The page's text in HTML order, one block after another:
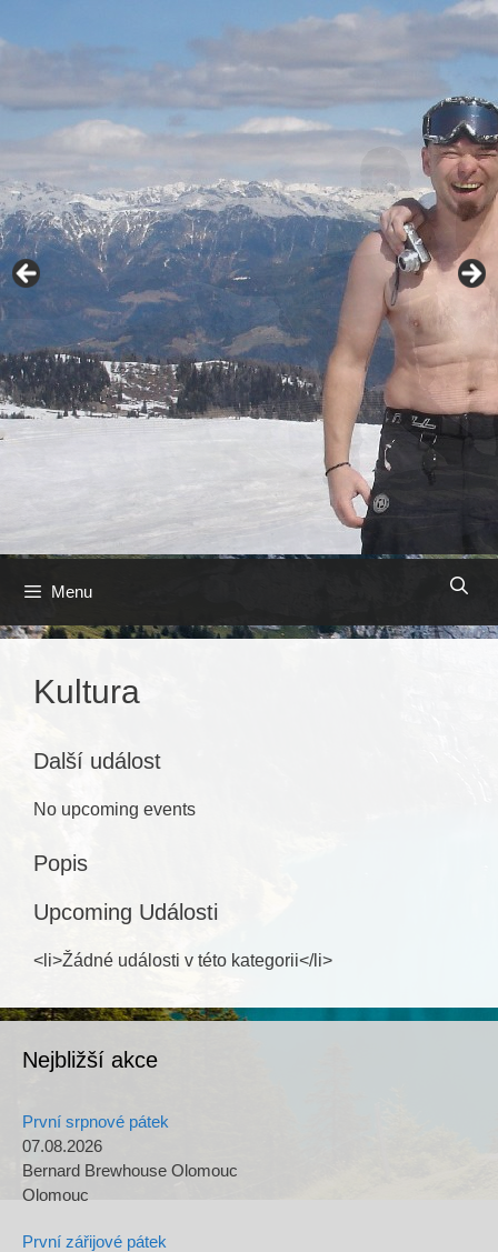
obsah
Menu
Kultura
Další událost
No upcoming events
Popis
Upcoming Události
<li>Žádné události v této kategorii</li>
Nejbližší akce
První srpnové pátek
07.08.2026
Bernard Brewhouse Olomouc
Olomouc
První zářijové pátek